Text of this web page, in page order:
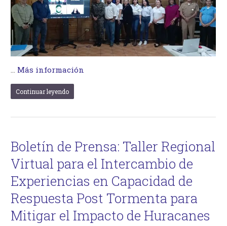
… Más información
Continuar leyendo
Boletín de Prensa: Taller Regional
Virtual para el Intercambio de
Experiencias en Capacidad de
Respuesta Post Tormenta para
Mitigar el Impacto de Huracanes